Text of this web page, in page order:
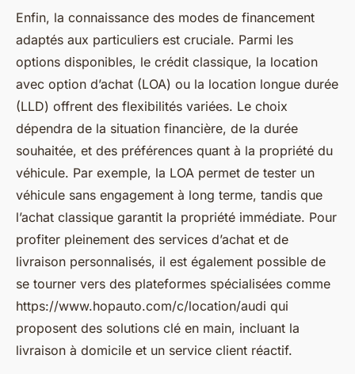
Enfin, la connaissance des modes de financement
adaptés aux particuliers est cruciale. Parmi les
options disponibles, le crédit classique, la location
avec option d’achat (LOA) ou la location longue durée
(LLD) offrent des flexibilités variées. Le choix
dépendra de la situation financière, de la durée
souhaitée, et des préférences quant à la propriété du
véhicule. Par exemple, la LOA permet de tester un
véhicule sans engagement à long terme, tandis que
l’achat classique garantit la propriété immédiate. Pour
profiter pleinement des services d’achat et de
livraison personnalisés, il est également possible de
se tourner vers des plateformes spécialisées comme
https://www.hopauto.com/c/location/audi qui
proposent des solutions clé en main, incluant la
livraison à domicile et un service client réactif.